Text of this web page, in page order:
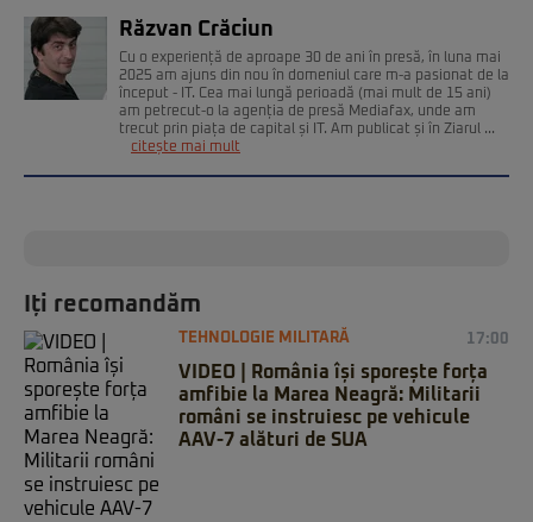
Răzvan Crăciun
Cu o experiență de aproape 30 de ani în presă, în luna mai
2025 am ajuns din nou în domeniul care m-a pasionat de la
început - IT. Cea mai lungă perioadă (mai mult de 15 ani)
am petrecut-o la agenția de presă Mediafax, unde am
trecut prin piața de capital și IT. Am publicat și în Ziarul ...
citește mai mult
Iți recomandăm
TEHNOLOGIE MILITARĂ 17:00
VIDEO | România își sporește forța
amfibie la Marea Neagră: Militarii
români se instruiesc pe vehicule
AAV-7 alături de SUA